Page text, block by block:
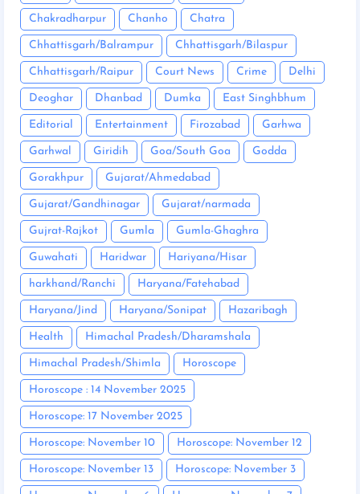
Chakradharpur Chanho Chatra
Chhattisgarh/Balrampur Chhattisgarh/Bilaspur
Chhattisgarh/Raipur Court News Crime Delhi
Deoghar Dhanbad Dumka East Singhbhum
Editorial Entertainment Firozabad Garhwa
Garhwal Giridih Goa/South Goa Godda
Gorakhpur Gujarat/Ahmedabad
Gujarat/Gandhinagar Gujarat/narmada
Gujrat-Rajkot Gumla Gumla-Ghaghra
Guwahati Haridwar Hariyana/Hisar
harkhand/Ranchi Haryana/Fatehabad
Haryana/Jind Haryana/Sonipat Hazaribagh
Health Himachal Pradesh/Dharamshala
Himachal Pradesh/Shimla Horoscope
Horoscope : 14 November 2025
Horoscope: 17 November 2025
Horoscope: November 10 Horoscope: November 12
Horoscope: November 13 Horoscope: November 3